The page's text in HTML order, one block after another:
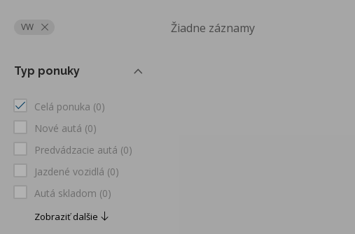
VW
Typ ponuky
Celá ponuka (0)
Nové autá (0)
Predvádzacie autá (0)
Jazdené vozidlá (0)
Autá skladom (0)
Zobraziť dalšie
Žiadne záznamy